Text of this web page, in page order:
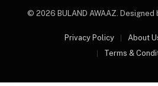
© 2026 BULAND AWAAZ. Designed
Privacy Policy About
Terms &